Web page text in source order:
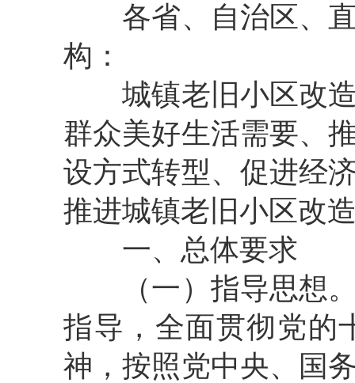
各省、自治区、直
构：
城镇老旧小区改造
群众美好生活需要、
设方式转型、促进经
推进城镇老旧小区改
一、总体要求
（一）指导思想
指导，全面贯彻党的
神，按照党中央、国